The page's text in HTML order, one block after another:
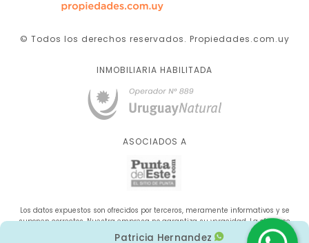
Patricia Hernandez
© Todos los derechos reservados. Propiedades.com.uy
INMOBILIARIA HABILITADA
ASOCIADOS A
Los datos expuestos son ofrecidos por terceros, meramente informativos y se
suponen correctos. Nuestra empresa no garantiza su veracidad. La oferta se
sujeta a errores, cambios de precio, omisión y/o retirada del mercado sin aviso